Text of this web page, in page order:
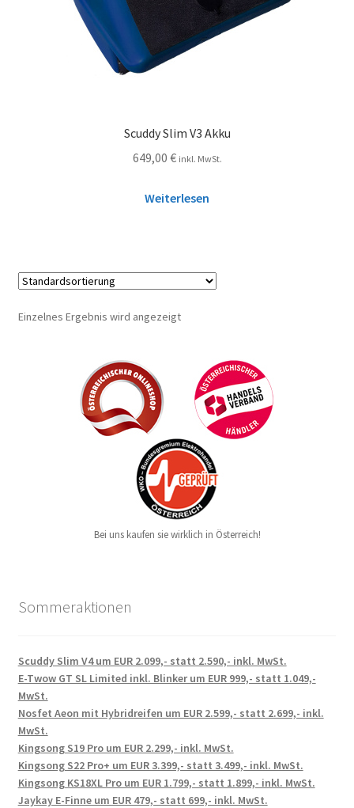
Scuddy Slim V3 Akku
649,00 € inkl. MwSt.
Weiterlesen
Einzelnes Ergebnis wird angezeigt
Bei uns kaufen sie wirklich in Österreich!
Sommeraktionen
Scuddy Slim V4 um EUR 2.099,- statt 2.590,- inkl. MwSt.
E-Twow GT SL Limited inkl. Blinker um EUR 999,- statt 1.049,-
MwSt.
Nosfet Aeon mit Hybridreifen um EUR 2.599,- statt 2.699,- inkl.
MwSt.
Kingsong S19 Pro um EUR 2.299,- inkl. MwSt.
Kingsong S22 Pro+ um EUR 3.399,- statt 3.499,- inkl. MwSt.
Kingsong KS18XL Pro um EUR 1.799,- statt 1.899,- inkl. MwSt.
Jaykay E-Finne um EUR 479,- statt 699,- inkl. MwSt.